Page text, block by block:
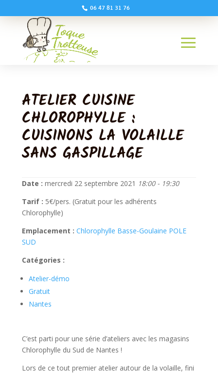
06 47 81 31 76
ATELIER CUISINE
CHLOROPHYLLE :
CUISINONS LA VOLAILLE
SANS GASPILLAGE
Date : mercredi 22 septembre 2021 18:00 - 19:30
Tarif : 5€/pers. (Gratuit pour les adhérents
Chlorophylle)
Emplacement : Chlorophylle Basse-Goulaine POLE
SUD
Catégories :
Atelier-démo
Gratuit
Nantes
C’est parti pour une série d’ateliers avec les magasins
Chlorophylle du Sud de Nantes !
Lors de ce tout premier atelier autour de la volaille, fini